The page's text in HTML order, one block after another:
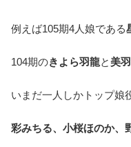
例えば105期4人娘である
104期のきよら羽龍と美羽
いまだ一人しかトップ娘
彩みちる、小桜ほのか、